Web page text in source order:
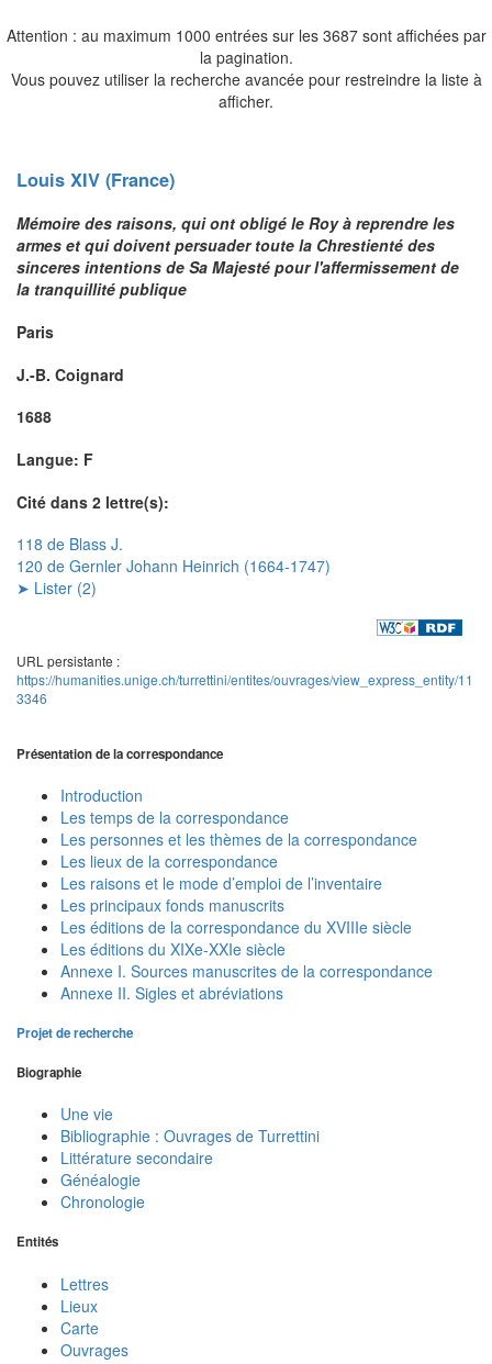
Attention : au maximum 1000 entrées sur les 3687 sont affichées par
la pagination.
Vous pouvez utiliser la recherche avancée pour restreindre la liste à
afficher.
Louis XIV (France)
Mémoire des raisons, qui ont obligé le Roy à reprendre les
armes et qui doivent persuader toute la Chrestienté des
sinceres intentions de Sa Majesté pour l'affermissement de
la tranquillité publique
Paris
J.-B. Coignard
1688
Langue: F
Cité dans 2 lettre(s):
118 de Blass J.
120 de Gernler Johann Heinrich (1664-1747)
➤ Lister (2)
URL persistante :
https://humanities.unige.ch/turrettini/entites/ouvrages/view_express_entity/11
3346
Présentation de la correspondance
Introduction
Les temps de la correspondance
Les personnes et les thèmes de la correspondance
Les lieux de la correspondance
Les raisons et le mode d’emploi de l’inventaire
Les principaux fonds manuscrits
Les éditions de la correspondance du XVIIIe siècle
Les éditions du XIXe-XXIe siècle
Annexe I. Sources manuscrites de la correspondance
Annexe II. Sigles et abréviations
Projet de recherche
Biographie
Une vie
Bibliographie : Ouvrages de Turrettini
Littérature secondaire
Généalogie
Chronologie
Entités
Lettres
Lieux
Carte
Ouvrages